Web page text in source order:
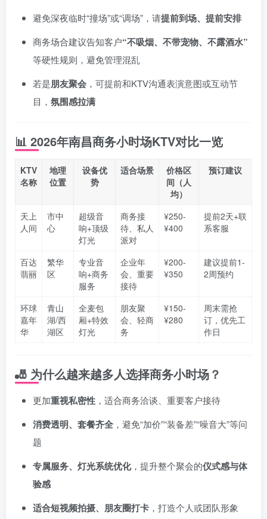
避免深夜临时“撞场”或“调场”，请提前到场、提前安排
商务场合建议告知客户“不吸烟、不带宠物、不露酒水”
等硬性规则，避免管理混乱
若是朋友聚会 ，可提前和KTV沟通表演意图或互动节
目， 氛围感拉满
📊 2026年南昌商务小时场KTV对比一览
KTV
名称
地理
位置
设备优
势
适合场景
价格区
间（人
均）
预订建议
天上
人间
市中
心
超级音
响+顶级
灯光
商务接
待、私人
派对
¥250-
¥400
提前2天+联
系客服
百达
翡丽
繁华
区
专业音
响+商务
服务
企业年
会、重要
接待
¥200-
¥350
建议提前1-
2周预约
环球
嘉年
华
青山
湖/西
湖区
全麦包
厢+特效
灯光
朋友聚
会、轻商
务
¥150-
¥280
周末需抢
订，优先工
作日
🎳 为什么越来越多人选择商务小时场？
更加重视私密性 ，适合商务洽谈、重要客户接待
消费透明、套餐齐全 ，避免“加价”“装备差”“噪音大”等问
题
专属服务、灯光系统优化，提升整个聚会的仪式感与体
验感
适合短视频拍摄、朋友圈打卡 ，打造个人或团队形象